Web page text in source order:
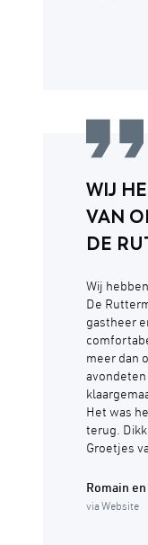
WIJ
VAN
DE
Wij
De
gastheer
meer dan
avondeten
Het was
terug.
Groetjes
Romain en
via Website